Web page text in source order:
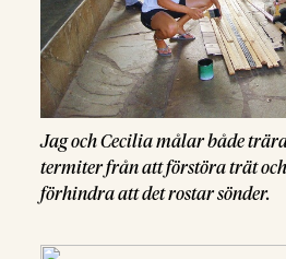
Jag och Cecilia målar både
termiter från att förstöra trät
förhindra att det rostar sönder.